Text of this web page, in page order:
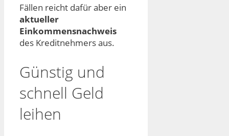
Fällen reicht dafür aber ein
aktueller
Einkommensnachweis
des Kreditnehmers aus.
Günstig und
schnell Geld
leihen